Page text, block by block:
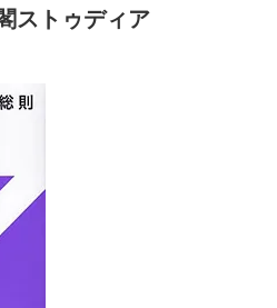
ストゥディア